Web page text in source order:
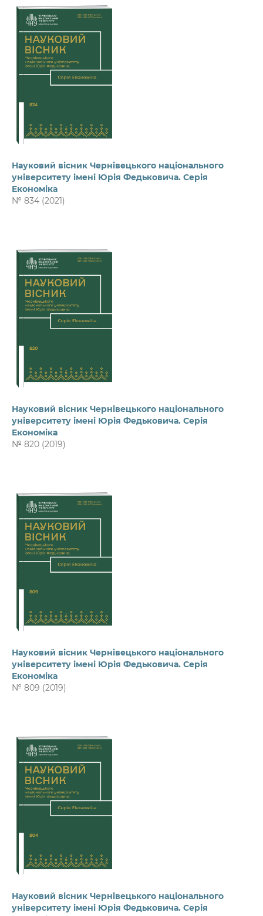
Науковий вісник Чернівецького національного
університету імені Юрія Федьковича. Серія
Економіка
№ 834 (2021)
Науковий вісник Чернівецького національного
університету імені Юрія Федьковича. Серія
Економіка
№ 820 (2019)
Науковий вісник Чернівецького національного
університету імені Юрія Федьковича. Серія
Економіка
№ 809 (2019)
Науковий вісник Чернівецького національного
університету імені Юрія Федьковича. Серія